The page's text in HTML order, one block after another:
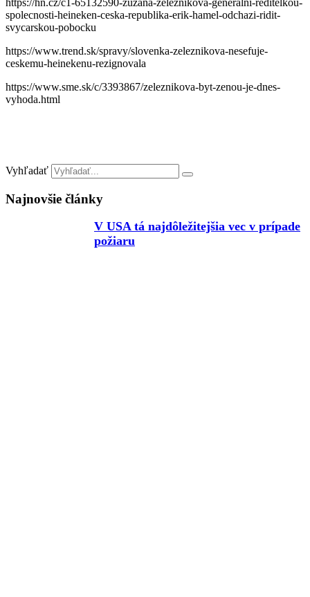
spolecnosti-heineken-ceska-republika-erik-hamel-odchazi-ridit-
svycarskou-pobocku
https://www.trend.sk/spravy/slovenka-zeleznikova-nesefuje-
ceskemu-heinekenu-rezignovala
https://www.sme.sk/c/3393867/zeleznikova-byt-zenou-je-dnes-
vyhoda.html
Vyhľadať
Najnovšie články
V USA tá najdôležitejšia vec v prípade
požiaru